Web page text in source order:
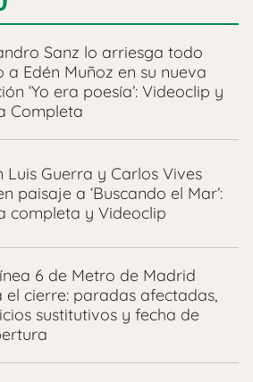
Sanz lo arriesga todo
a Edén Muñoz en su nueva
‘Yo era poesía’: Videoclip y
Completa
Luis Guerra y Carlos Vives
paisaje a ‘Buscando el Mar’:
completa y Videoclip
6 de Metro de Madrid
el cierre: paradas afectadas,
sustitutivos y fecha de